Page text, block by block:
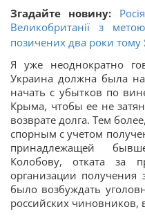
Згадайте новину:
Великобританії з
позичених два роки тому
Я уже неоднократно
Украина должна была
начать с убытков по
Крыма, чтобы ее не
возврате долга. Тем
спорным с учетом
принадлежащей
Колобову, отката за
организации
было возбуждать
российских чиновников,